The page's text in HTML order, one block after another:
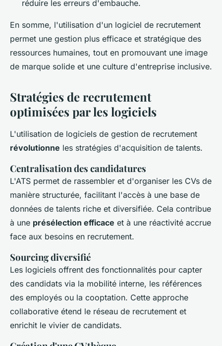
réduire les erreurs d'embauche.
En somme, l'utilisation d'un logiciel de recrutement
permet une gestion plus efficace et stratégique des
ressources humaines, tout en promouvant une image
de marque solide et une culture d'entreprise inclusive.
Stratégies de recrutement
optimisées par les logiciels
L'utilisation de logiciels de gestion de recrutement
révolutionne les stratégies d'acquisition de talents.
Centralisation des candidatures
L'ATS permet de rassembler et d'organiser les CVs de
manière structurée, facilitant l'accès à une base de
données de talents riche et diversifiée. Cela contribue
à une présélection efficace et à une réactivité accrue
face aux besoins en recrutement.
Sourcing diversifié
Les logiciels offrent des fonctionnalités pour capter
des candidats via la mobilité interne, les références
des employés ou la cooptation. Cette approche
collaborative étend le réseau de recrutement et
enrichit le vivier de candidats.